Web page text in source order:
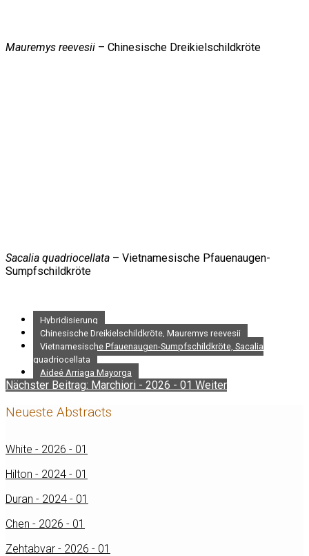
Mauremys reevesii – Chinesische Dreikielschildkröte
Sacalia quadriocellata – Vietnamesische Pfauenaugen-
Sumpfschildkröte
Hybridisierung
Chinesische Dreikielschildkröte, Mauremys reevesii
Vietnamesische Pfauenaugen-Sumpfschildkröte, Sacalia
quadriocellata
Aideé Arriaga Mayorga
Nächster Beitrag: Marchiori - 2026 - 01 Weiter
Neueste Abstracts
White - 2026 - 01
Hilton - 2024 - 01
Duran - 2024 - 01
Chen - 2026 - 01
Zehtabvar - 2026 - 01